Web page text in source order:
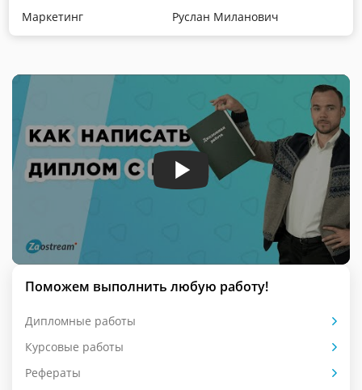
Маркетинг
Руслан Миланович
Поможем выполнить любую работу!
Дипломные работы
Курсовые работы
Рефераты